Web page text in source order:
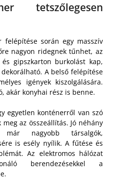
tetszőlegesen
felépítése során egy masszív
nagyon ridegnek tűnhet, az
gipszkarton burkolást kap,
A belső felépítése
igények kiszolgálására.
akár konyhai rész is benne.
egyetlen konténerről van szó
az összeállítás. Jó néhány
már nagyobb társalgók,
is esély nyílik. A fűtése és
Az elektromos hálózat
berendezésekkel a